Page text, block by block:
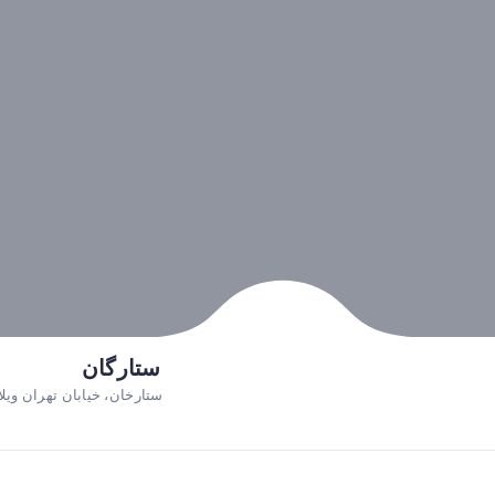
ستارگان
ستارخان، خیابان تهران